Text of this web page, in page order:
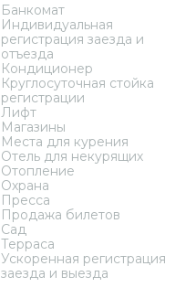
Банкомат
Индивидуальная
регистрация заезда и
отъезда
Кондиционер
Круглосуточная стойка
регистрации
Лифт
Магазины
Места для курения
Отель для некурящих
Отопление
Охрана
Пресса
Продажа билетов
Сад
Терраса
Ускоренная регистрация
заезда и выезда